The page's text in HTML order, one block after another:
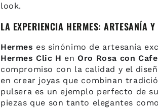
look.
LA EXPERIENCIA HERMES: ARTESANÍA Y
Hermes es sinónimo de artesanía
Hermes Clic H enOro Rosa con Cafe
compromiso con la calidad y el
en crear joyas que combinan
pulsera es un ejemplo perfecto de
piezas que son tanto elegantes